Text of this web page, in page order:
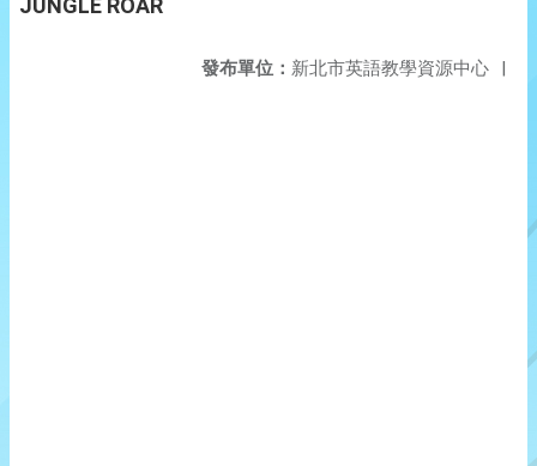
JUNGLE ROAR
發布單位： 新北市英語教學資源中心 |